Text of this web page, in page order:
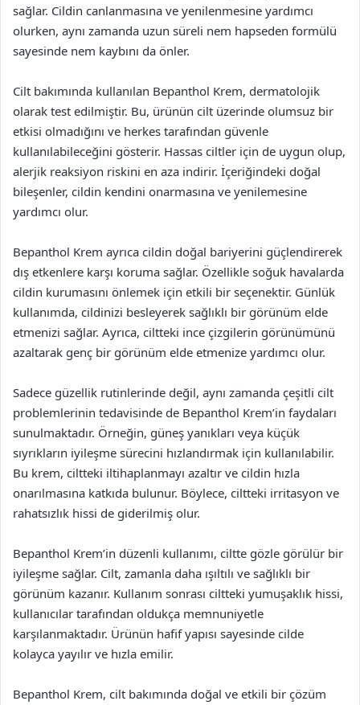
sağlar. Cildin canlanmasına ve yenilenmesine yardımcı
olurken, aynı zamanda uzun süreli nem hapseden formülü
sayesinde nem kaybını da önler.
Cilt bakımında kullanılan Bepanthol Krem, dermatolojik
olarak test edilmiştir. Bu, ürünün cilt üzerinde olumsuz bir
etkisi olmadığını ve herkes tarafından güvenle
kullanılabileceğini gösterir. Hassas ciltler için de uygun olup,
alerjik reaksiyon riskini en aza indirir. İçeriğindeki doğal
bileşenler, cildin kendini onarmasına ve yenilemesine
yardımcı olur.
Bepanthol Krem ayrıca cildin doğal bariyerini güçlendirerek
dış etkenlere karşı koruma sağlar. Özellikle soğuk havalarda
cildin kurumasını önlemek için etkili bir seçenektir. Günlük
kullanımda, cildinizi besleyerek sağlıklı bir görünüm elde
etmenizi sağlar. Ayrıca, ciltteki ince çizgilerin görünümünü
azaltarak genç bir görünüm elde etmenize yardımcı olur.
Sadece güzellik rutinlerinde değil, aynı zamanda çeşitli cilt
problemlerinin tedavisinde de Bepanthol Krem’in faydaları
sunulmaktadır. Örneğin, güneş yanıkları veya küçük
sıyrıkların iyileşme sürecini hızlandırmak için kullanılabilir.
Bu krem, ciltteki iltihaplanmayı azaltır ve cildin hızla
onarılmasına katkıda bulunur. Böylece, ciltteki irritasyon ve
rahatsızlık hissi de giderilmiş olur.
Bepanthol Krem’in düzenli kullanımı, ciltte gözle görülür bir
iyileşme sağlar. Cilt, zamanla daha ışıltılı ve sağlıklı bir
görünüm kazanır. Kullanım sonrası ciltteki yumuşaklık hissi,
kullanıcılar tarafından oldukça memnuniyetle
karşılanmaktadır. Ürünün hafif yapısı sayesinde cilde
kolayca yayılır ve hızla emilir.
Bepanthol Krem, cilt bakımında doğal ve etkili bir çözüm